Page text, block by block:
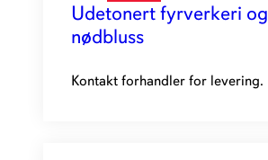
Udetonert fyrverkeri og
nødbluss
Kontakt forhandler for levering.